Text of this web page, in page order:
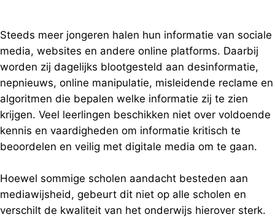
Steeds meer jongeren halen hun informatie van sociale
media, websites en andere online platforms. Daarbij
worden zij dagelijks blootgesteld aan desinformatie,
nepnieuws, online manipulatie, misleidende reclame en
algoritmen die bepalen welke informatie zij te zien
krijgen. Veel leerlingen beschikken niet over voldoende
kennis en vaardigheden om informatie kritisch te
beoordelen en veilig met digitale media om te gaan.
Hoewel sommige scholen aandacht besteden aan
mediawijsheid, gebeurt dit niet op alle scholen en
verschilt de kwaliteit van het onderwijs hierover sterk.